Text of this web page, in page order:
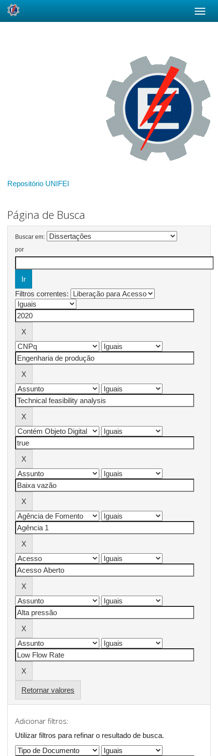
Repositório UNIFEI
Página de Busca
Buscar em:
por
Filtros correntes:
Retornar valores
Adicionar filtros:
Utilizar filtros para refinar o resultado de busca.